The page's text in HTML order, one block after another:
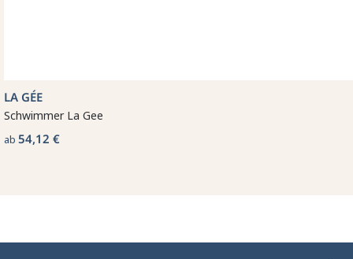
LA GÉE
Schwimmer La Gee
ab 54,12 €